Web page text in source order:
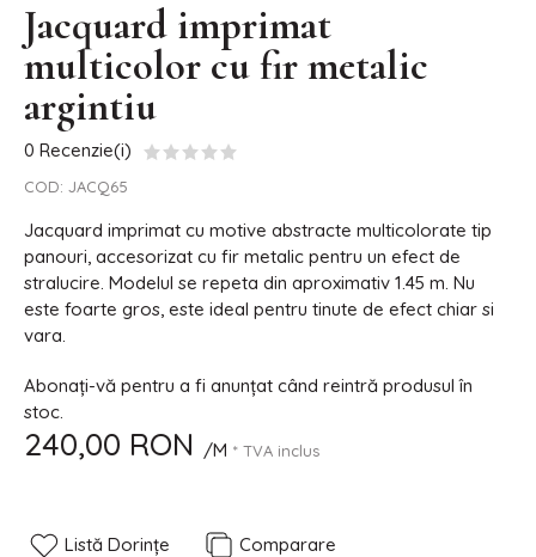
Jacquard imprimat
multicolor cu fir metalic
argintiu
0 Recenzie(i)
COD: JACQ65
Jacquard imprimat cu motive abstracte multicolorate tip
panouri, accesorizat cu fir metalic pentru un efect de
stralucire. Modelul se repeta din aproximativ 1.45 m. Nu
este foarte gros, este ideal pentru tinute de efect chiar si
vara.
Abonați-vă pentru a fi anunțat când reintră produsul în
stoc.
240,00 RON /M * TVA inclus
Listă Dorințe Comparare